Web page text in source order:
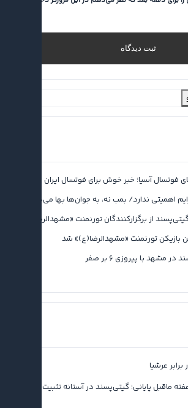
فوتسال آسیا؛ خبر خوش برای فوتسال ایران
اهمیتی ندارد/ بمب نه، به جوان‌ها بها می‌دهم
از برگزارکنندگان تورنمنت «مشهدالرضا(ع)»
تورنمنت «مشهدالرضا(ع)» شد
مشهد با پیروزی ۶ بر صفر
عرشیا
ماقبل پایانی؛ گیتی‌پسند در آستانه تثبیت